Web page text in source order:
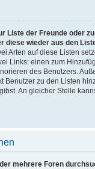
Liste der Freunde oder
diese wieder aus den
Arten auf diese Listen
Links: einen zum
des Benutzers.
Benutzer zu den Listen
An gleicher Stelle
mehrere Foren